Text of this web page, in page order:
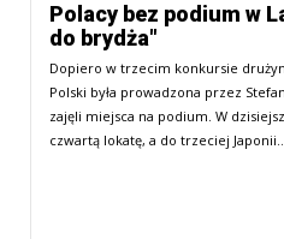
Polacy bez podium w
do brydża"
Dopiero w trzecim konkursie
Polski była prowadzona przez
zajęli miejsca na podium. W
czwartą lokatę, a do trzeciej